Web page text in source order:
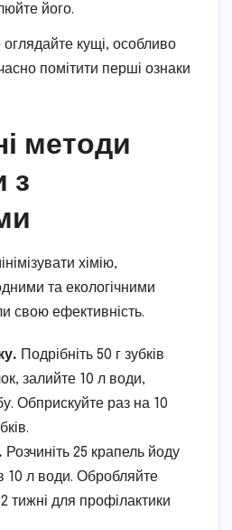
його.
оглядайте кущі, особливо
помітити перші ознаки
методи
з
хімію,
та екологічними
свою ефективність.
Подрібніть 50 г зубків
залийте 10 л води,
Обприскуйте раз на 10
Розчиніть 25 крапель йоду
10 л води. Обробляйте
тижні для профілактики